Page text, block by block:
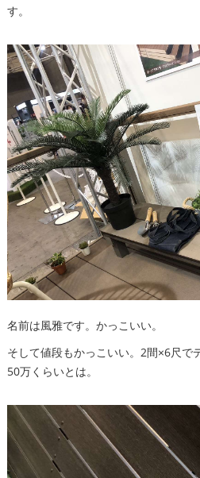
す。
名前は風雅です。かっこいい。
そして値段もかっこいい。2間×6尺で
50万くらいとは。